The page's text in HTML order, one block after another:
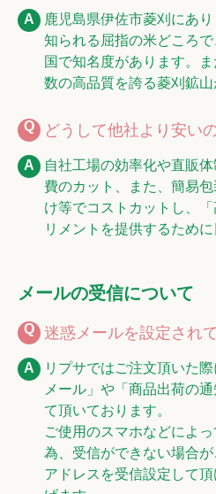
鹿児島県伊佐市菱刈にあ
知られる屈指の米どころ
国で知名度があります。
数の高品質を誇る菱刈鉱山
どうして他社より安い
自社工場の効率化や直販
費のカット、また、簡易
け等でコストカットし、
リメントを提供するため
メールの受信について
迷惑メールを設定され
リプサではご注文頂いた
メール」や「商品出荷の
て頂いております。
ご使用のスマホなどによ
為、受信ができない場合
アドレスを受信設定して